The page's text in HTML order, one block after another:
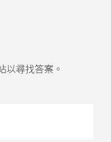
以尋找答案。